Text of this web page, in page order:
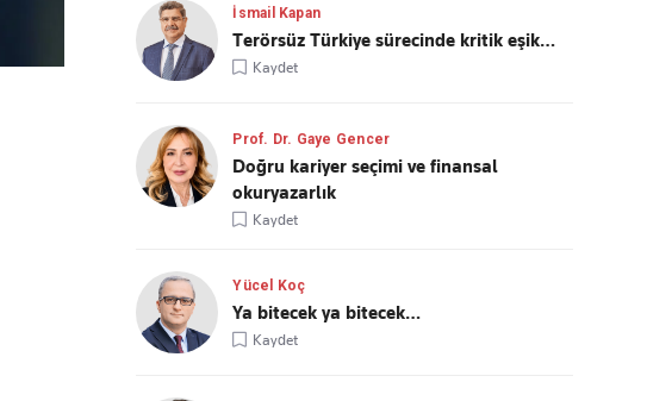
İsmail Kapan
Terörsüz Türkiye sürecinde kritik eşik…
Kaydet
Prof. Dr. Gaye Gencer
Doğru kariyer seçimi ve finansal
okuryazarlık
Kaydet
Yücel Koç
Ya bitecek ya bitecek…
Kaydet